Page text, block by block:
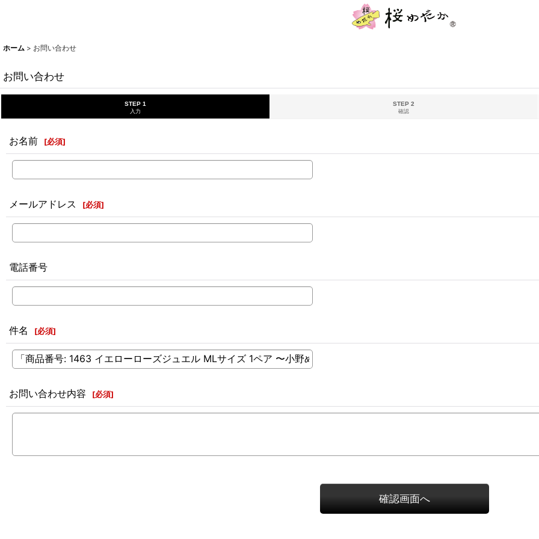
ホーム > お問い合わせ
お問い合わせ
STEP 1
入力
STEP 2
確認
お名前 [必須]
メールアドレス [必須]
電話番号
件名 [必須]
お問い合わせ内容 [必須]
確認画面へ